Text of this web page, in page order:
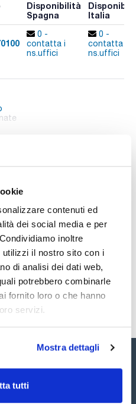
contenuti ed
dei social media e per
inoltre
il nostro sito con i
di analisi dei dati web,
potrebbero combinarle
fornito loro o che hanno
servizi.
Mostra dettagli
tutti
Disponibilità
Spagna
Italia
0 -
contatta i
ns.uffici
0 -
contatta i
ns.uffici
Registrati per i download